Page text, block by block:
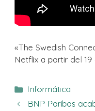
«The Swedish
Netflix a partir del
Categorías
Informática
BNP Paribas